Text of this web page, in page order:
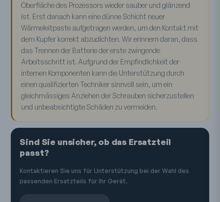
Oberfläche des Prozessors wieder sauber und glänzend
ist. Erst danach kann eine dünne Schicht neuer
Wärmeleitpaste aufgetragen werden, um den Kontakt mit
dem Kupfer korrekt abzudichten. Wir erinnern daran, dass
das Trennen der Batterie der erste zwingende
Arbeitsschritt ist. Aufgrund der Empfindlichkeit der
internen Komponenten kann die Unterstützung durch
einen qualifizierten Techniker sinnvoll sein, um ein
gleichmässiges Anziehen der Schrauben sicherzustellen
und unbeabsichtigte Schäden zu vermeiden.
Sind Sie unsicher, ob das Ersatzteil
passt?
Kontaktieren Sie uns für Unterstützung bei der Wahl des
passenden Ersatzteils für Ihr Gerät.